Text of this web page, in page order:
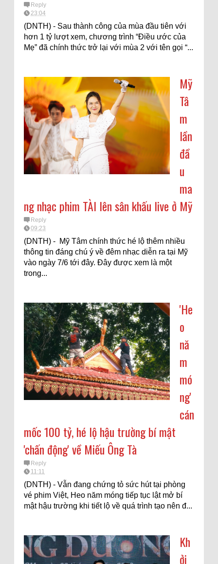
Reply
23:04
(DNTH) - Sau thành công của mùa đầu tiên với
hơn 1 tỷ lượt xem, chương trình “Điều ước của
Mẹ” đã chính thức trở lại với mùa 2 với tên gọi “...
Mỹ
Tâ
m
lần
đầ
u
ma
ng nhạc phim TÀI lên sân khấu live ở Mỹ
Reply
09:23
(DNTH) - Mỹ Tâm chính thức hé lộ thêm nhiều
thông tin đáng chú ý về đêm nhạc diễn ra tại Mỹ
vào ngày 7/6 tới đây. Đây được xem là một
trong...
'He
o
nă
m
mó
ng'
cán
mốc 100 tỷ, hé lộ hậu trường bí mật
'chấn động' về Miếu Ông Tà
Reply
11:11
(DNTH) - Vẫn đang chứng tỏ sức hút tại phòng
vé phim Việt, Heo năm móng tiếp tục lật mở bí
mật hậu trường khi tiết lộ về quá trình tạo nên đ...
Kh
ởi